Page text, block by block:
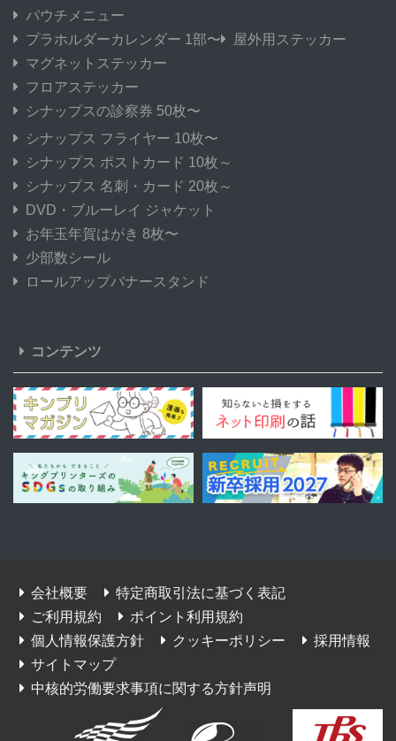
パウチメニュー
プラホルダーカレンダー 1部〜
屋外用ステッカー
マグネットステッカー
フロアステッカー
シナップスの診察券 50枚〜
シナップス フライヤー 10枚〜
シナップス ポストカード 10枚～
シナップス 名刺・カード 20枚～
DVD・ブルーレイ ジャケット
お年玉年賀はがき 8枚〜
少部数シール
ロールアップバナースタンド
コンテンツ
会社概要
特定商取引法に基づく表記
ご利用規約
ポイント利用規約
個人情報保護方針
クッキーポリシー
採用情報
サイトマップ
中核的労働要求事項に関する方針声明